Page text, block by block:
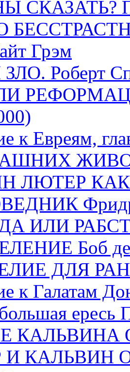
СКАЗАТЬ?
Грэм
Роберт
к Евреям,
ЛЮТЕР
ИЛИ
Боб де
ДЛЯ
к Галатам
ересь
КАЛЬВИНА
КАЛЬВИН